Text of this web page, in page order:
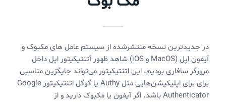
در جدیدترین نسخه منتشرشده از سیستم عامل های مکبوک و
آیفون اپل (MacOS و iOS) شاهد ظهور آتنتیکیتور اپل داخل
مرورگر سافاری بودیم، این اتنتیکیتور می‌تواند جایگزین مناسبی
برای برای اپلیکیشن‌هایی مثل Authy یا گوگل اتنتیکیتور Google
Authenticator باشد. اگر آیفون یا مکبوک دارید و از